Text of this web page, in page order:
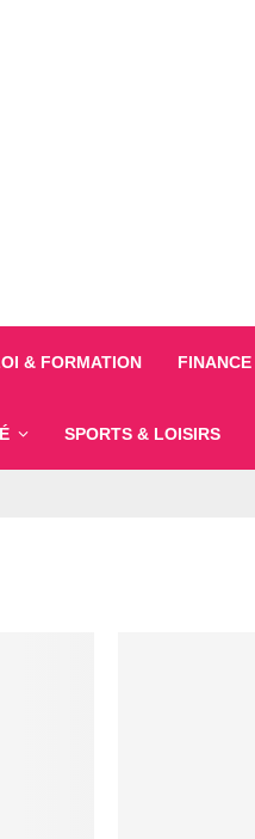
& FORMATION FINANCE
SPORTS & LOISIRS